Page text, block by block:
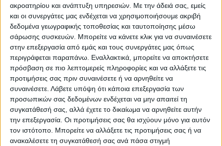
ακροατηρίου και ανάπτυξη υπηρεσιών. Με την άδειά σας, εμείς
και οι συνεργάτες μας ενδέχεται να χρησιμοποιήσουμε ακριβή
δεδομένα γεωγραφικής τοποθεσίας και ταυτοποίησης μέσω
σάρωσης συσκευών. Μπορείτε να κάνετε κλικ για να συναινέσετε
στην επεξεργασία από εμάς και τους συνεργάτες μας όπως
περιγράφεται παραπάνω. Εναλλακτικά, μπορείτε να αποκτήσετε
πρόσβαση σε πιο λεπτομερείς πληροφορίες και να αλλάξετε τις
προτιμήσεις σας πριν συναινέσετε ή να αρνηθείτε να
συναινέσετε. Λάβετε υπόψη ότι κάποια επεξεργασία των
προσωπικών σας δεδομένων ενδέχεται να μην απαιτεί τη
συγκατάθεσή σας, αλλά έχετε το δικαίωμα να αρνηθείτε αυτήν
την επεξεργασία. Οι προτιμήσεις σας θα ισχύουν μόνο για αυτόν
τον ιστότοπο. Μπορείτε να αλλάξετε τις προτιμήσεις σας ή να
ανακαλέσετε τη συγκατάθεσή σας ανά πάσα στιγμή
αποπληρωμής οφειλών προς το Δημόσιο
διαμορφώνεται στα 16 χρόνια, ενώ προς
χρηματοπιστωτικούς φορείς στα 17 έτη.
Σε επίπεδο κατανομής, σχεδόν το 86% των
ρυθμισμένων οφειλών προς το Δημόσιο
βρίσκεται στη ζώνη 15 – 20 ετών, ενώ για
χρηματοπιστωτικούς φορείς, το 53%
περίπου σωρευτικά έχει οφειλές με εύρος
αποπληρωμής 15 – 35 έτη (15-20 και 30-35
έτη).